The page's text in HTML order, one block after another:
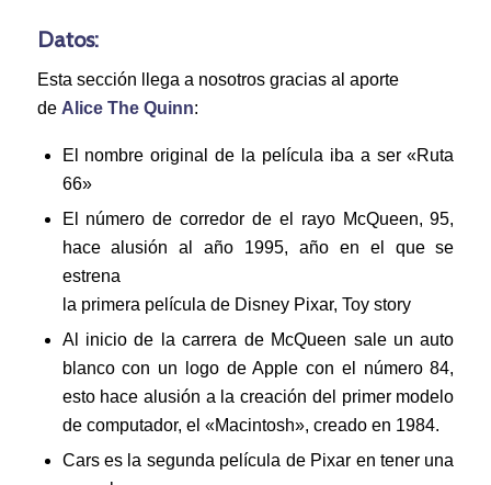
Datos:
Esta sección llega a nosotros gracias al aporte
de Alice The Quinn:
El nombre original de la película iba a ser «Ruta
66»
El número de corredor de el rayo McQueen, 95,
hace alusión al año 1995, año en el que se
estrena
la primera película de Disney Pixar, Toy story
Al inicio de la carrera de McQueen sale un auto
blanco con un logo de Apple con el número 84,
esto hace alusión a la creación del primer modelo
de computador, el «Macintosh», creado en 1984.
Cars es la segunda película de Pixar en tener una